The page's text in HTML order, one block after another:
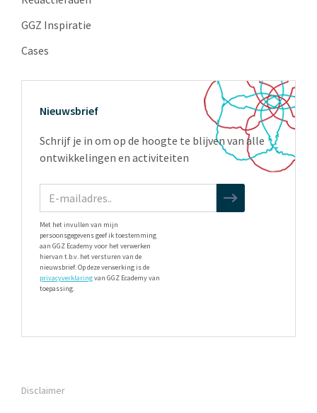
GGZ Inspiratie
Cases
Nieuwsbrief
Schrijf je in om op de hoogte te blijven van alle
ontwikkelingen en activiteiten
Met het invullen van mijn
persoonsgegevens geef ik toestemming
aan GGZ Ecademy voor het verwerken
hiervan t.b.v. het versturen van de
nieuwsbrief. Op deze verwerking is de
privacyverklaringvan GGZ Ecademy van
toepassing.
Disclaimer